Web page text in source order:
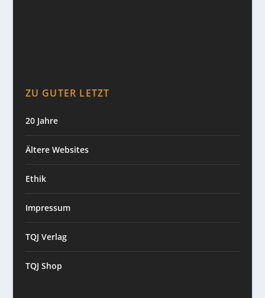
ZU GUTER LETZT
20 Jahre
Ältere Websites
Ethik
Impressum
TQJ Verlag
TQJ Shop